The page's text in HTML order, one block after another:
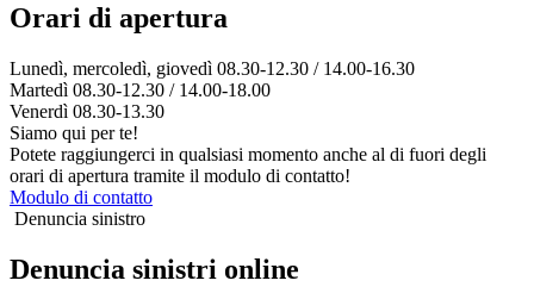
Orari di apertura
Lunedì, mercoledì, giovedì 08.30-12.30 / 14.00-16.30
Martedì 08.30-12.30 / 14.00-18.00
Venerdì 08.30-13.30
Siamo qui per te!
Potete raggiungerci in qualsiasi momento anche al di fuori degli
orari di apertura tramite il modulo di contatto!
Modulo di contatto
Denuncia sinistro
Denuncia sinistri online